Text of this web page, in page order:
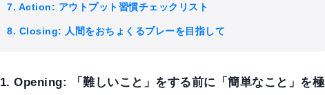
7. Action: アウトプット習慣チェックリスト
8. Closing: 人間をおちょくるプレーを目指して
1. Opening: 「難しいこと」をする前に「簡単なこと」を極